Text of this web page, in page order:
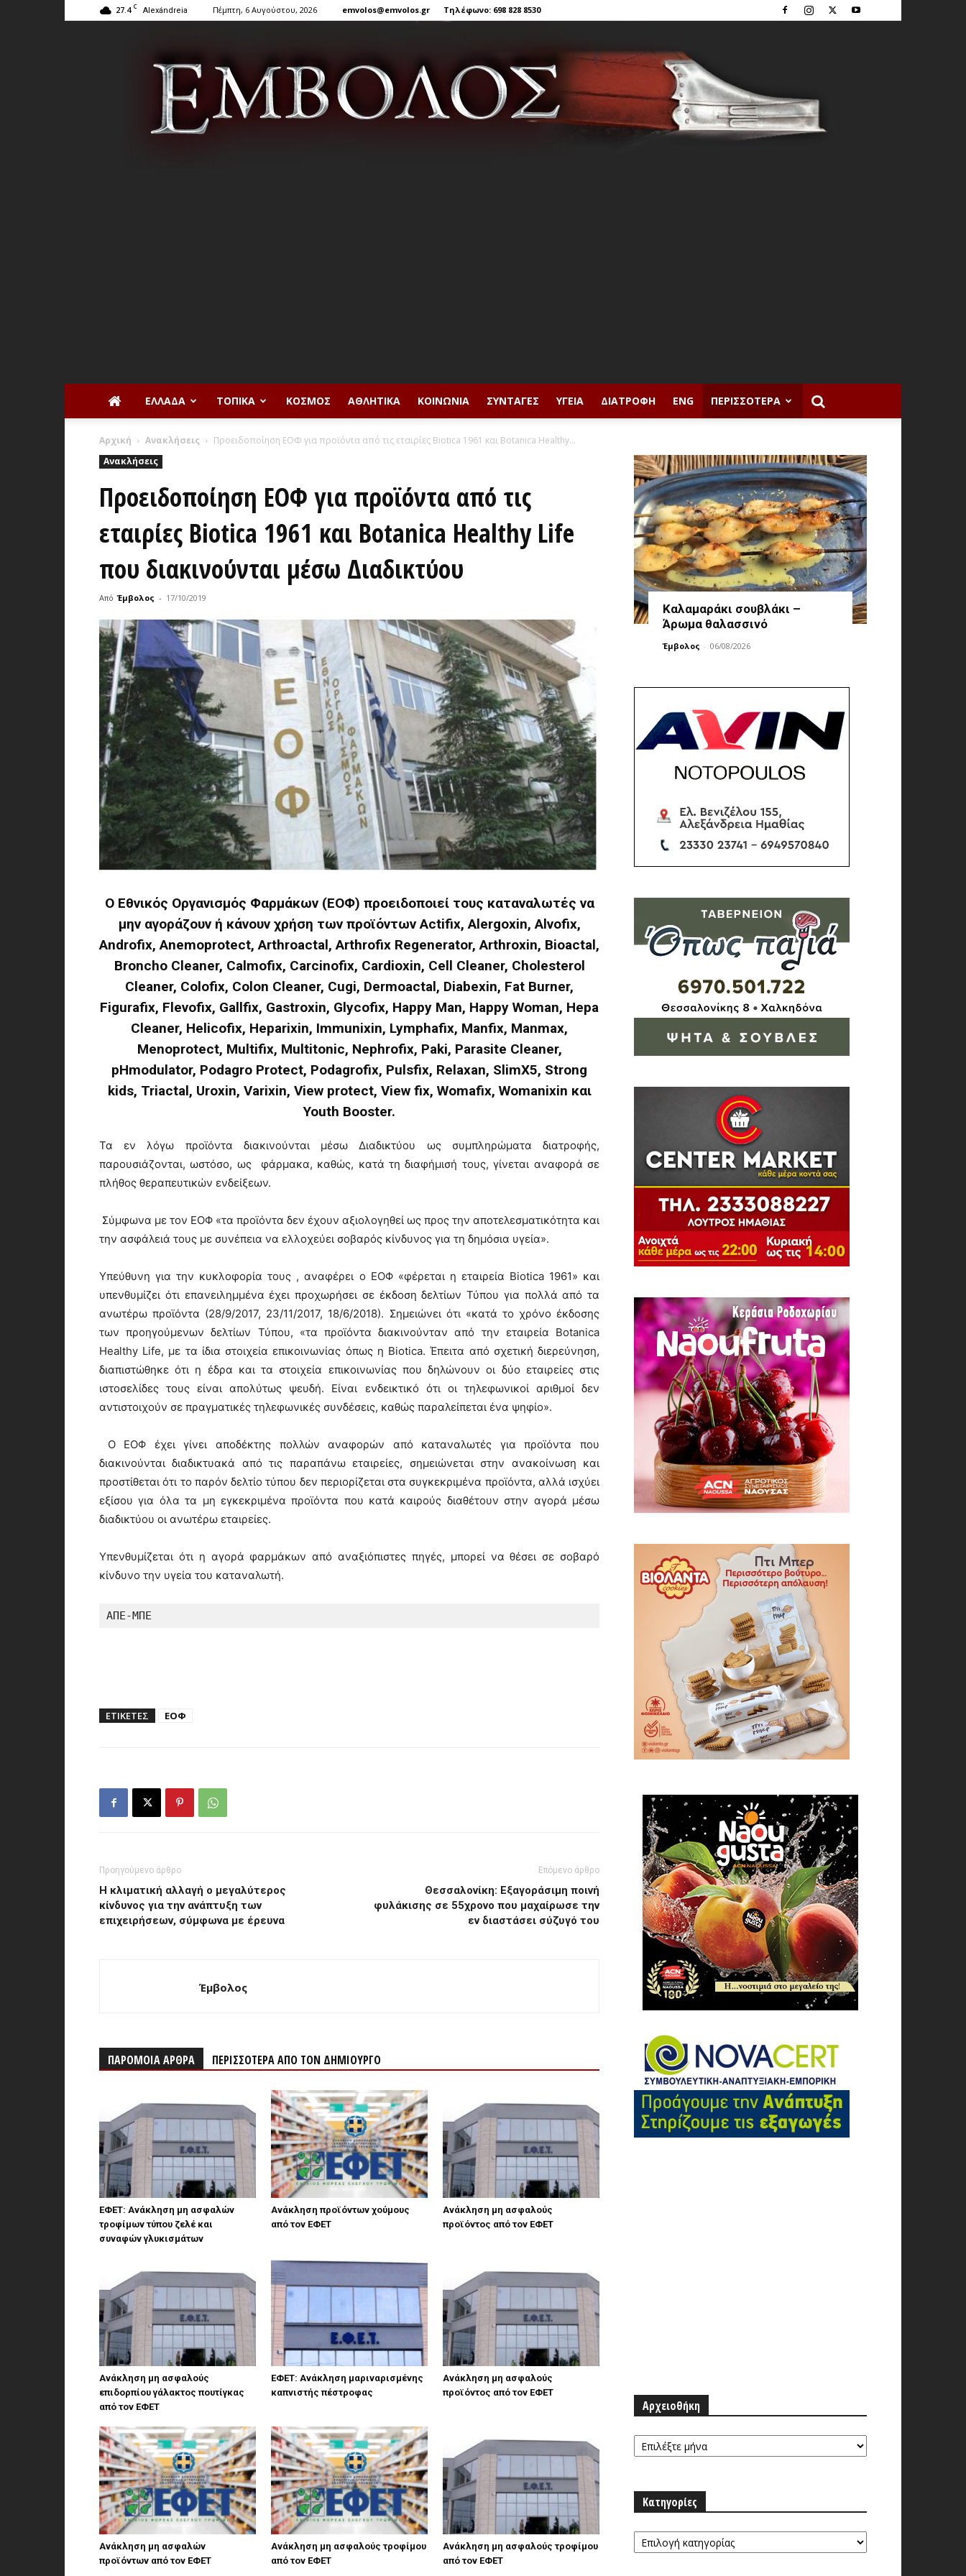
27.4 C Alexándreia Πέμπτη, 6 Αυγούστου, 2026 emvolos@emvolos.gr Τηλέφωνο: 698 828 8530
ΕΛΛΆΔΑ ΤΟΠΙΚΆ ΚΌΣΜΟΣ ΑΘΛΗΤΙΚΆ ΚΟΙΝΩΝΊΑ ΣΥΝΤΑΓΈΣ ΥΓΕΊΑ ΔΙΑΤΡΟΦΉ ENG ΠΕΡΙΣΣΌΤΕΡΑ
Αρχική Ανακλήσεις
Προειδοποίηση ΕΟΦ για προϊόντα από τις εταιρίες Biotica 1961 και Botanica Healthy...
Ανακλήσεις
Προειδοποίηση ΕΟΦ για προϊόντα από τις
εταιρίες Biotica 1961 και Botanica Healthy Life
που διακινούνται μέσω Διαδικτύου
Από Έμβολος - 17/10/2019
Ο Εθνικός Οργανισμός Φαρμάκων (ΕΟΦ) προειδοποιεί τους καταναλωτές να
μην αγοράζουν ή κάνουν χρήση των προϊόντων Actifix, Alergoxin, Alvofix,
Androfix, Anemoprotect, Arthroactal, Arthrofix Regenerator, Arthroxin, Bioactal,
Broncho Cleaner, Calmofix, Carcinofix, Cardioxin, Cell Cleaner, Cholesterol
Cleaner, Colofix, Colon Cleaner, Cugi, Dermoactal, Diabexin, Fat Burner,
Figurafix, Flevofix, Gallfix, Gastroxin, Glycofix, Happy Man, Happy Woman, Hepa
Cleaner, Helicofix, Heparixin, Immunixin, Lymphafix, Manfix, Manmax,
Menoprotect, Multifix, Multitonic, Nephrofix, Paki, Parasite Cleaner,
pHmodulator, Podagro Protect, Podagrofix, Pulsfix, Relaxan, SlimX5, Strong
kids, Triactal, Uroxin, Varixin, View protect, View fix, Womafix, Womanixin και
Youth Booster.
Τα εν λόγω προϊόντα διακινούνται μέσω Διαδικτύου ως συμπληρώματα διατροφής,
παρουσιάζονται, ωστόσο, ως φάρμακα, καθώς, κατά τη διαφήμισή τους, γίνεται αναφορά σε
πλήθος θεραπευτικών ενδείξεων.
Σύμφωνα με τον ΕΟΦ «τα προϊόντα δεν έχουν αξιολογηθεί ως προς την αποτελεσματικότητα και
την ασφάλειά τους με συνέπεια να ελλοχεύει σοβαρός κίνδυνος για τη δημόσια υγεία».
Υπεύθυνη για την κυκλοφορία τους , αναφέρει ο ΕΟΦ «φέρεται η εταιρεία Biotica 1961» και
υπενθυμίζει ότι επανειλημμένα έχει προχωρήσει σε έκδοση δελτίων Τύπου για πολλά από τα
ανωτέρω προϊόντα (28/9/2017, 23/11/2017, 18/6/2018). Σημειώνει ότι «κατά το χρόνο έκδοσης
των προηγούμενων δελτίων Τύπου, «τα προϊόντα διακινούνταν από την εταιρεία Botanica
Healthy Life, με τα ίδια στοιχεία επικοινωνίας όπως η Biotica. Έπειτα από σχετική διερεύνηση,
διαπιστώθηκε ότι η έδρα και τα στοιχεία επικοινωνίας που δηλώνουν οι δύο εταιρείες στις
ιστοσελίδες τους είναι απολύτως ψευδή. Είναι ενδεικτικό ότι οι τηλεφωνικοί αριθμοί δεν
αντιστοιχούν σε πραγματικές τηλεφωνικές συνδέσεις, καθώς παραλείπεται ένα ψηφίο».
Ο ΕΟΦ έχει γίνει αποδέκτης πολλών αναφορών από καταναλωτές για προϊόντα που
διακινούνται διαδικτυακά από τις παραπάνω εταιρείες, σημειώνεται στην ανακοίνωση και
προστίθεται ότι το παρόν δελτίο τύπου δεν περιορίζεται στα συγκεκριμένα προϊόντα, αλλά ισχύει
εξίσου για όλα τα μη εγκεκριμένα προϊόντα που κατά καιρούς διαθέτουν στην αγορά μέσω
διαδικτύου οι ανωτέρω εταιρείες.
Υπενθυμίζεται ότι η αγορά φαρμάκων από αναξιόπιστες πηγές, μπορεί να θέσει σε σοβαρό
κίνδυνο την υγεία του καταναλωτή.
ΑΠΕ-ΜΠΕ
ΕΤΙΚΕΤΕΣ ΕΟΦ
Προηγούμενο άρθρο
Η κλιματική αλλαγή ο μεγαλύτερος
κίνδυνος για την ανάπτυξη των
επιχειρήσεων, σύμφωνα με έρευνα
Επόμενο άρθρο
Θεσσαλονίκη: Εξαγοράσιμη ποινή
φυλάκισης σε 55χρονο που μαχαίρωσε την
εν διαστάσει σύζυγό του
Έμβολος
ΠΑΡΟΜΟΙΑ ΑΡΘΡΑ ΠΕΡΙΣΣΟΤΕΡΑ ΑΠΟ ΤΟΝ ΔΗΜΙΟΥΡΓΟ
ΕΦΕΤ: Ανάκληση μη ασφαλών
τροφίμων τύπου ζελέ και
συναφών γλυκισμάτων
Ανάκληση προϊόντων χούμους
από τον ΕΦΕΤ
Ανάκληση μη ασφαλούς
προϊόντος από τον ΕΦΕΤ
Ανάκληση μη ασφαλούς
επιδορπίου γάλακτος πουτίγκας
από τον ΕΦΕΤ
ΕΦΕΤ: Ανάκληση μαριναρισμένης
καπνιστής πέστροφας
Ανάκληση μη ασφαλούς
προϊόντος από τον ΕΦΕΤ
Ανάκληση μη ασφαλών
προϊόντων από τον ΕΦΕΤ
Ανάκληση μη ασφαλούς τροφίμου
από τον ΕΦΕΤ
Ανάκληση μη ασφαλούς τροφίμου
από τον ΕΦΕΤ
Καλαμαράκι σουβλάκι –
Άρωμα θαλασσινό
Έμβολος - 06/08/2026
Αρχειοθήκη
Αρχειοθήκη
Κατηγορίες
Κατηγορίες